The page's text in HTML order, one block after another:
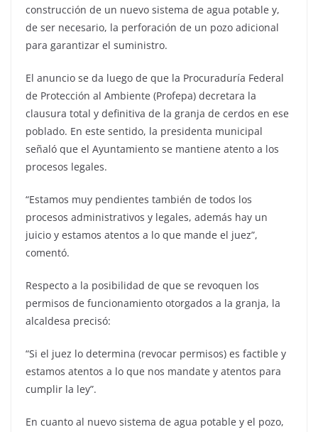
construcción de un nuevo sistema de agua potable y,
de ser necesario, la perforación de un pozo adicional
para garantizar el suministro.
El anuncio se da luego de que la Procuraduría Federal
de Protección al Ambiente (Profepa) decretara la
clausura total y definitiva de la granja de cerdos en ese
poblado. En este sentido, la presidenta municipal
señaló que el Ayuntamiento se mantiene atento a los
procesos legales.
“Estamos muy pendientes también de todos los
procesos administrativos y legales, además hay un
juicio y estamos atentos a lo que mande el juez”,
comentó.
Respecto a la posibilidad de que se revoquen los
permisos de funcionamiento otorgados a la granja, la
alcaldesa precisó:
“Si el juez lo determina (revocar permisos) es factible y
estamos atentos a lo que nos mandate y atentos para
cumplir la ley”.
En cuanto al nuevo sistema de agua potable y el pozo,